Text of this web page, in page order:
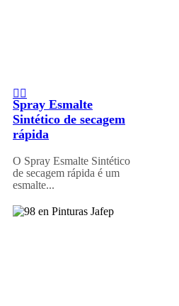
Spray Esmalte
Sintético de secagem
rápida
O Spray Esmalte Sintético
de secagem rápida é um
esmalte...